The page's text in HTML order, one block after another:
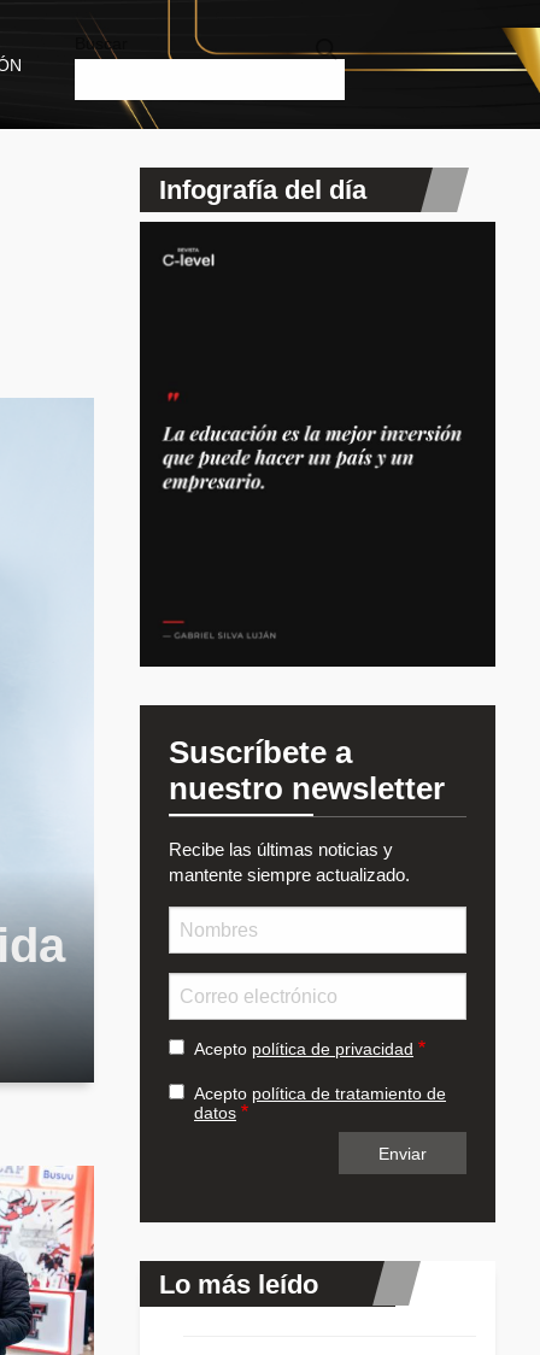
Buscar
Infografía del día
Suscríbete a
nuestro newsletter
Recibe las últimas noticias y
mantente siempre actualizado.
Acepto política de privacidad
Acepto política de tratamiento de
datos
Lo más leído